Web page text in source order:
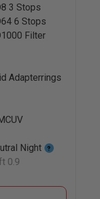
3 Stops
6 Stops
Filter
Adapterrings
Night
0.9